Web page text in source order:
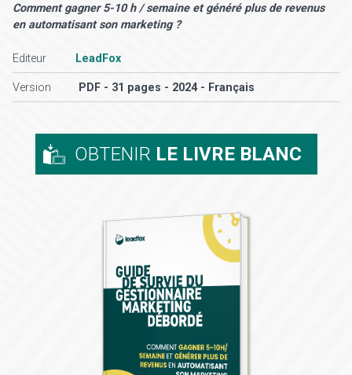
Comment gagner 5-10 h / semaine et généré plus de revenus
en automatisant son marketing ?
Editeur LeadFox
Version PDF - 31 pages - 2024 - Français
OBTENIR LE LIVRE BLANC